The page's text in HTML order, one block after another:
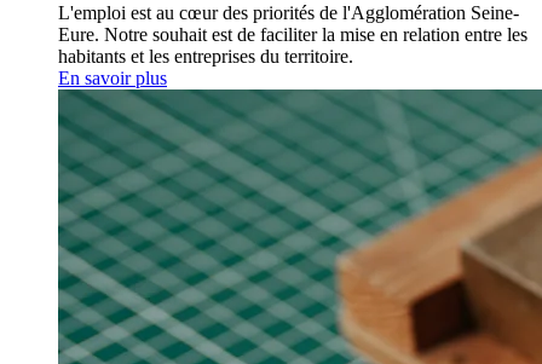
L'emploi est au cœur des priorités de l'Agglomération Seine-
Eure. Notre souhait est de faciliter la mise en relation entre les
habitants et les entreprises du territoire.
En savoir plus